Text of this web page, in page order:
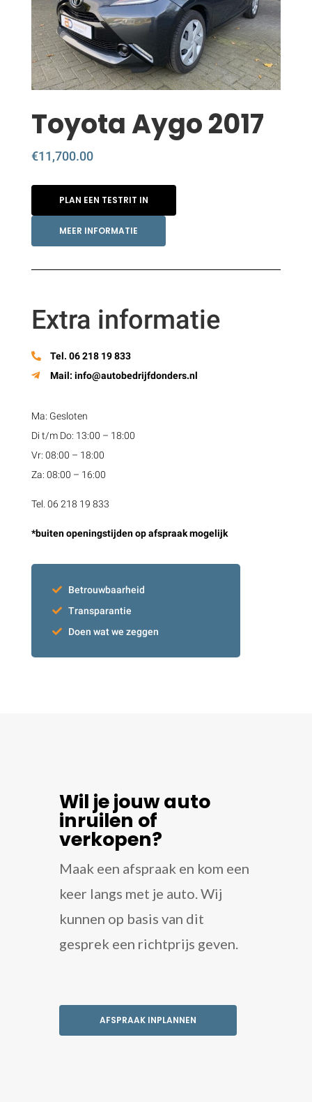
Toyota Aygo 2017
€11,700.00
PLAN EEN TESTRIT IN
MEER INFORMATIE
Extra informatie
Tel. 06 218 19 833
Mail: info@autobedrijfdonders.nl
Ma: Gesloten
Di t/m Do: 13:00 – 18:00
Vr: 08:00 – 18:00
Za: 08:00 – 16:00
Tel. 06 218 19 833
*buiten openingstijden op afspraak mogelijk
Betrouwbaarheid
Transparantie
Doen wat we zeggen
Wil je jouw auto
inruilen of
verkopen?
Maak een afspraak en kom een
keer langs met je auto. Wij
kunnen op basis van dit
gesprek een richtprijs geven.
AFSPRAAK INPLANNEN